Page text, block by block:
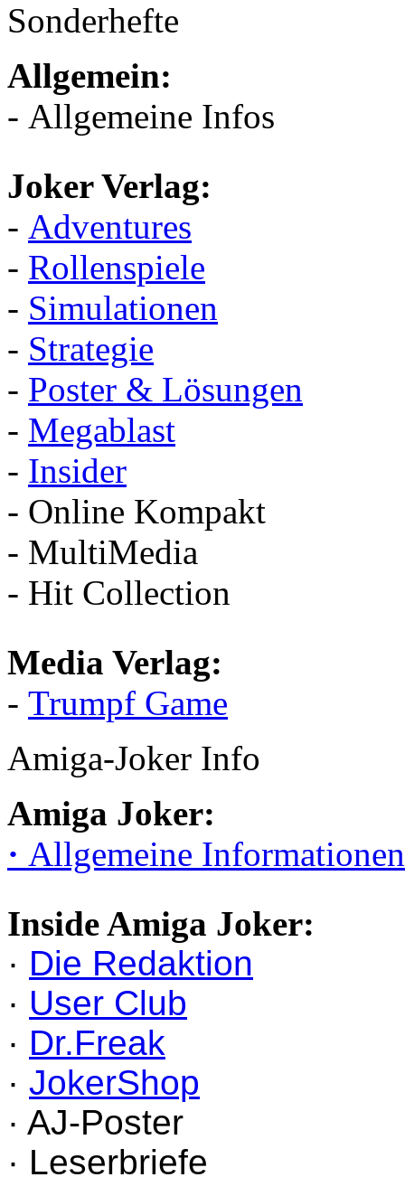
Sonderhefte
Allgemein:
- Allgemeine Infos
Joker Verlag:
- Adventures
- Rollenspiele
- Simulationen
- Strategie
- Poster & Lösungen
- Megablast
- Insider
- Online Kompakt
- MultiMedia
- Hit Collection
Media Verlag:
- Trumpf Game
Amiga-Joker Info
Amiga Joker:
· Allgemeine Informationen
Inside Amiga Joker:
· Die Redaktion
· User Club
· Dr.Freak
· JokerShop
· AJ-Poster
· Leserbriefe